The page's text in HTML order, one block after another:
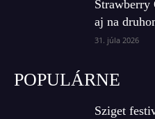
Strawberry
aj na
31. júla 2026
POPULÁRNE
Sziget